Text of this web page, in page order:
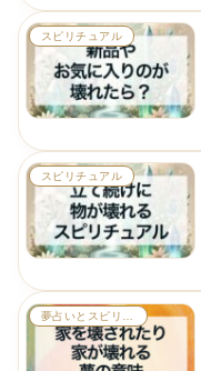
スピリチュアル
スピリチュアル